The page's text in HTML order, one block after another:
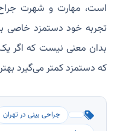
است، مهارت و شهرت
تجربه خود دستمزد خاصی
بدان معنی نیست که اگر
که دستمزد کمتر می‌گیرد
جراحی بینی در تهران